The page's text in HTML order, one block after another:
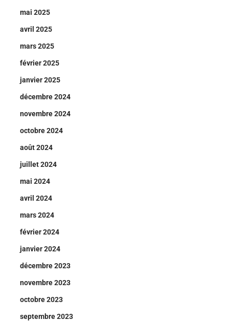
mai 2025
avril 2025
mars 2025
février 2025
janvier 2025
décembre 2024
novembre 2024
octobre 2024
août 2024
juillet 2024
mai 2024
avril 2024
mars 2024
février 2024
janvier 2024
décembre 2023
novembre 2023
octobre 2023
septembre 2023